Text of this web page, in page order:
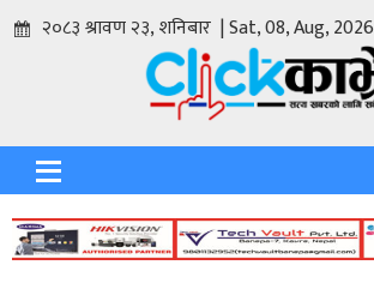
२०८३ श्रावण २३, शनिबार | Sat, 08, Aug, 2026